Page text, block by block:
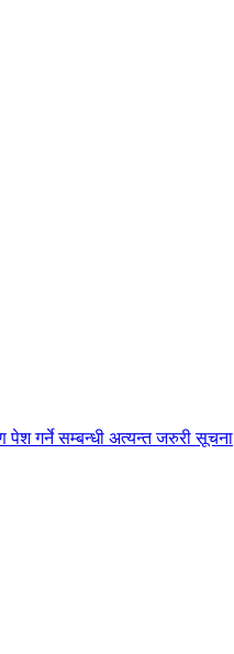
पेश गर्ने सम्बन्धी अत्यन्त जरुरी सूचना